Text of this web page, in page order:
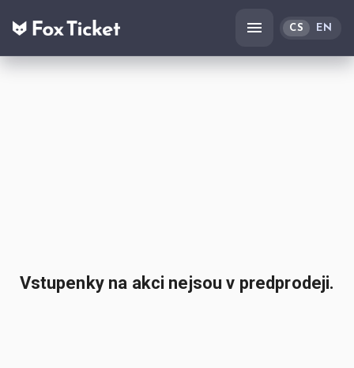
CS EN
Vstupenky na akci nejsou v predprodeji.